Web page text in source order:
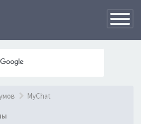
MyChat